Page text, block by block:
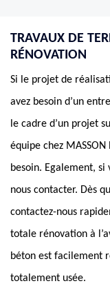
TRAVAUX DE
RÉNOVATION
Si le projet de
avez besoin d’un
le cadre d’un projet
équipe chez
besoin. Egalement, si
nous contacter. Dès
contactez-nous
totale rénovation à
béton est facilement
totalement usée.